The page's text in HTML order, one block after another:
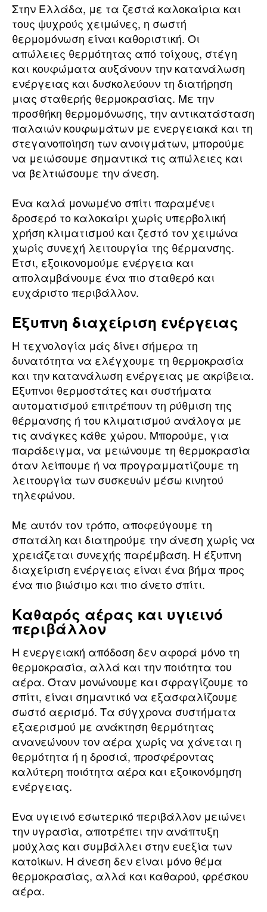
Στην Ελλάδα, με τα ζεστά καλοκαίρια και
τους ψυχρούς χειμώνες, η σωστή
θερμομόνωση είναι καθοριστική. Οι
απώλειες θερμότητας από τοίχους, στέγη
και κουφώματα αυξάνουν την κατανάλωση
ενέργειας και δυσκολεύουν τη διατήρηση
μιας σταθερής θερμοκρασίας. Με την
προσθήκη θερμομόνωσης, την αντικατάσταση
παλαιών κουφωμάτων με ενεργειακά και τη
στεγανοποίηση των ανοιγμάτων, μπορούμε
να μειώσουμε σημαντικά τις απώλειες και
να βελτιώσουμε την άνεση.
Ένα καλά μονωμένο σπίτι παραμένει
δροσερό το καλοκαίρι χωρίς υπερβολική
χρήση κλιματισμού και ζεστό τον χειμώνα
χωρίς συνεχή λειτουργία της θέρμανσης.
Έτσι, εξοικονομούμε ενέργεια και
απολαμβάνουμε ένα πιο σταθερό και
ευχάριστο περιβάλλον.
Έξυπνη διαχείριση ενέργειας
Η τεχνολογία μάς δίνει σήμερα τη
δυνατότητα να ελέγχουμε τη θερμοκρασία
και την κατανάλωση ενέργειας με ακρίβεια.
Έξυπνοι θερμοστάτες και συστήματα
αυτοματισμού επιτρέπουν τη ρύθμιση της
θέρμανσης ή του κλιματισμού ανάλογα με
τις ανάγκες κάθε χώρου. Μπορούμε, για
παράδειγμα, να μειώνουμε τη θερμοκρασία
όταν λείπουμε ή να προγραμματίζουμε τη
λειτουργία των συσκευών μέσω κινητού
τηλεφώνου.
Με αυτόν τον τρόπο, αποφεύγουμε τη
σπατάλη και διατηρούμε την άνεση χωρίς να
χρειάζεται συνεχής παρέμβαση. Η έξυπνη
διαχείριση ενέργειας είναι ένα βήμα προς
ένα πιο βιώσιμο και πιο άνετο σπίτι.
Καθαρός αέρας και υγιεινό
περιβάλλον
Η ενεργειακή απόδοση δεν αφορά μόνο τη
θερμοκρασία, αλλά και την ποιότητα του
αέρα. Όταν μονώνουμε και σφραγίζουμε το
σπίτι, είναι σημαντικό να εξασφαλίζουμε
σωστό αερισμό. Τα σύγχρονα συστήματα
εξαερισμού με ανάκτηση θερμότητας
ανανεώνουν τον αέρα χωρίς να χάνεται η
θερμότητα ή η δροσιά, προσφέροντας
καλύτερη ποιότητα αέρα και εξοικονόμηση
ενέργειας.
Ένα υγιεινό εσωτερικό περιβάλλον μειώνει
την υγρασία, αποτρέπει την ανάπτυξη
μούχλας και συμβάλλει στην ευεξία των
κατοίκων. Η άνεση δεν είναι μόνο θέμα
θερμοκρασίας, αλλά και καθαρού, φρέσκου
αέρα.